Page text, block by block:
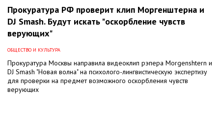
Прокуратура РФ проверит клип Моргенштерна и
DJ Smash. Будут искать "оскорбление чувств
верующих"
ОБЩЕСТВО И КУЛЬТУРА
Прокуратура Москвы направила видеоклип рэпера Morgenshtern и
DJ Smash "Новая волна" на психолого-лингвистическую экспертизу
для проверки на предмет возможного оскорбления чувств
верующих